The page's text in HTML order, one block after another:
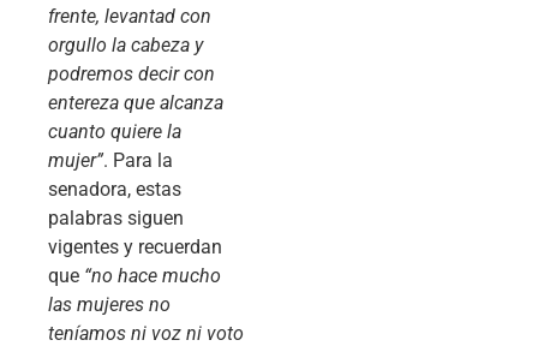
frente, levantad con
orgullo la cabeza y
podremos decir con
entereza que alcanza
cuanto quiere la
mujer”. Para la
senadora, estas
palabras siguen
vigentes y recuerdan
que “no hace mucho
las mujeres no
teníamos ni voz ni voto